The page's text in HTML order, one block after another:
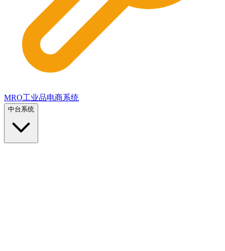
MRO工业品电商系统
中台系统